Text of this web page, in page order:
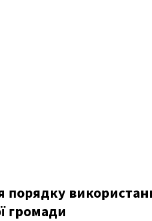
громади